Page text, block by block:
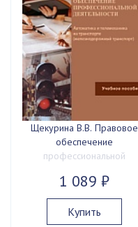
Щекурина В.В. Правовое
обеспечение
профессиональной
с.
1 089 ₽
Купить